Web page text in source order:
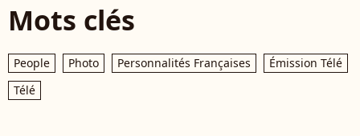
Mots clés
People Photo Personnalités Françaises
Émission Télé
Télé